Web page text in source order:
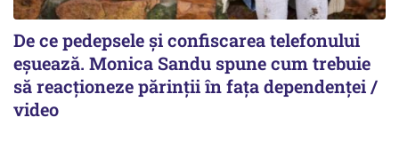
De ce pedepsele și confiscarea telefonului
eșuează. Monica Sandu spune cum trebuie
să reacționeze părinții în fața dependenței /
video